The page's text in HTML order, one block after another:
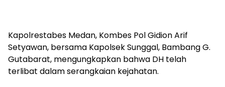
Kapolrestabes Medan, Kombes Pol Gidion Arif
Setyawan, bersama Kapolsek Sunggal, Bambang G.
Gutabarat, mengungkapkan bahwa DH telah
terlibat dalam serangkaian kejahatan.